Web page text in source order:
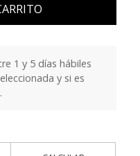
1 y 5 días hábiles
y si es